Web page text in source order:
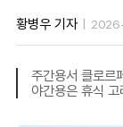
황병우 기자
주간용서 클로르
야간용은 휴식